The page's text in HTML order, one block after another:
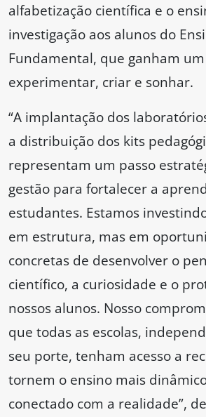
alfabetização científica e o
investigação aos alunos do
Fundamental, que ganham
experimentar, criar e sonhar.
“A implantação dos
a distribuição dos kits
representam um passo
gestão para fortalecer a
estudantes. Estamos
em estrutura, mas em
concretas de desenvolver o
científico, a curiosidade e o
nossos alunos. Nosso
que todas as escolas,
seu porte, tenham acesso a
tornem o ensino mais
conectado com a realidade”,